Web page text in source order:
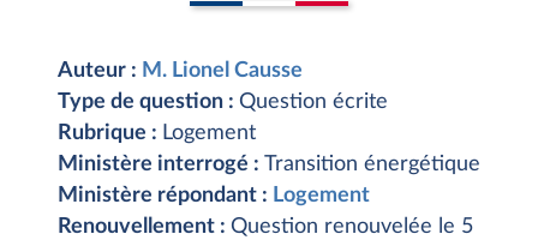
Auteur : M. Lionel Causse
Type de question : Question écrite
Rubrique : Logement
Ministère interrogé : Transition énergétique
Ministère répondant : Logement
Renouvellement : Question renouvelée le 5